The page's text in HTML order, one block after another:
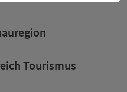
Tourismus